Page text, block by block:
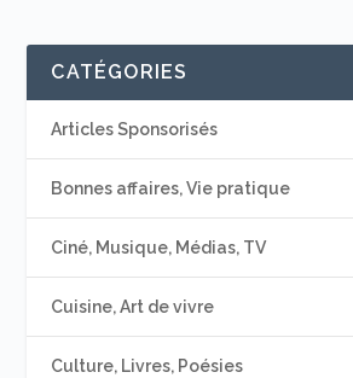
CATÉGORIES
Articles Sponsorisés
Bonnes affaires, Vie pratique
Ciné, Musique, Médias, TV
Cuisine, Art de vivre
Culture, Livres, Poésies